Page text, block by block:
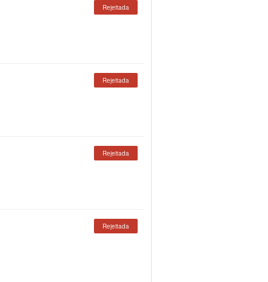
Rejeitada
Rejeitada
Rejeitada
Rejeitada